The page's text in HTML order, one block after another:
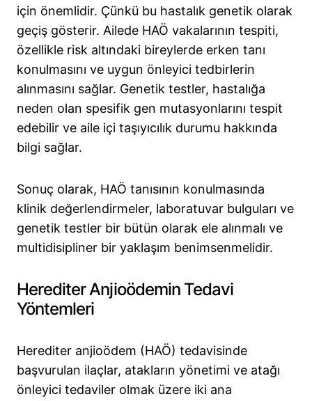
için önemlidir. Çünkü bu hastalık genetik olarak
geçiş gösterir. Ailede HAÖ vakalarının tespiti,
özellikle risk altındaki bireylerde erken tanı
konulmasını ve uygun önleyici tedbirlerin
alınmasını sağlar. Genetik testler, hastalığa
neden olan spesifik gen mutasyonlarını tespit
edebilir ve aile içi taşıyıcılık durumu hakkında
bilgi sağlar.
Sonuç olarak, HAÖ tanısının konulmasında
klinik değerlendirmeler, laboratuvar bulguları ve
genetik testler bir bütün olarak ele alınmalı ve
multidisipliner bir yaklaşım benimsenmelidir.
Herediter Anjioödemin Tedavi
Yöntemleri
Herediter anjioödem (HAÖ) tedavisinde
başvurulan ilaçlar, atakların yönetimi ve atağı
önleyici tedaviler olmak üzere iki ana